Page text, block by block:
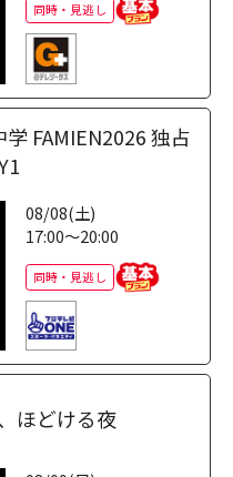
同時・見逃し
FAMIEN2026 独占
08/08(土)
17:00～20:00
同時・見逃し
ほどける夜